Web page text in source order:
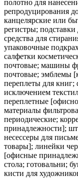
полотно для
репродуцирования
канцелярские или
регистры;
средства для
упаковочные
салфетки
почтовые; машины
почтовые; эмблемы
переплеты для книг;
исключением
переплетные
материалы
периодические;
принадлежности];
несессеры для
товары]; линейки
[офисные
стола; готовальни;
кисти для